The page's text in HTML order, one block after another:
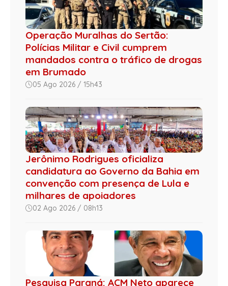
Operação Muralhas do Sertão:
Polícias Militar e Civil cumprem
mandados contra o tráfico de drogas
em Brumado
05 Ago 2026 / 15h43
Jerônimo Rodrigues oficializa
candidatura ao Governo da Bahia em
convenção com presença de Lula e
milhares de apoiadores
02 Ago 2026 / 08h13
Pesquisa Paraná: ACM Neto aparece